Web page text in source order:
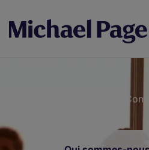
d'Ariane
Emploi